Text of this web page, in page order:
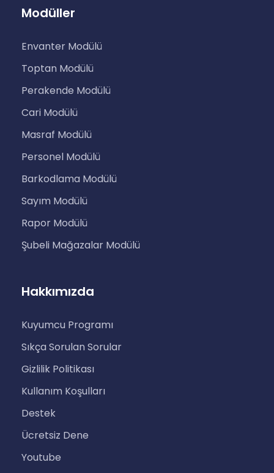
Modüller
Envanter Modülü
Toptan Modülü
Perakende Modülü
Cari Modülü
Masraf Modülü
Personel Modülü
Barkodlama Modülü
Sayım Modülü
Rapor Modülü
Şubeli Mağazalar Modülü
Hakkımızda
Kuyumcu Programı
Sıkça Sorulan Sorular
Gizlilik Politikası
Kullanım Koşulları
Destek
Ücretsiz Dene
Youtube